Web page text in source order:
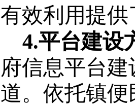
有效利用提
4.平台建设
府信息平台建
道。依托镇